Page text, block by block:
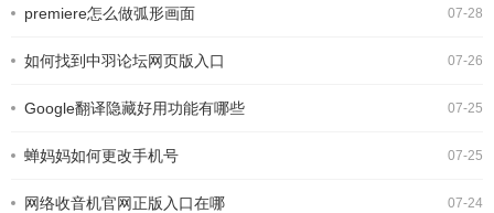
07-28
premiere怎么做弧形画面
07-26
如何找到中羽论坛网页版入口
07-25
Google翻译隐藏好用功能有哪些
07-25
蝉妈妈如何更改手机号
07-24
网络收音机官网正版入口在哪